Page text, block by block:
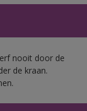
nooit door de
de kraan.